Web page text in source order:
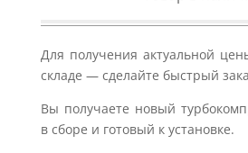
Для получения актуальной
складе — сделайте быстрый
Вы получаете новый
в сборе и готовый к установке.